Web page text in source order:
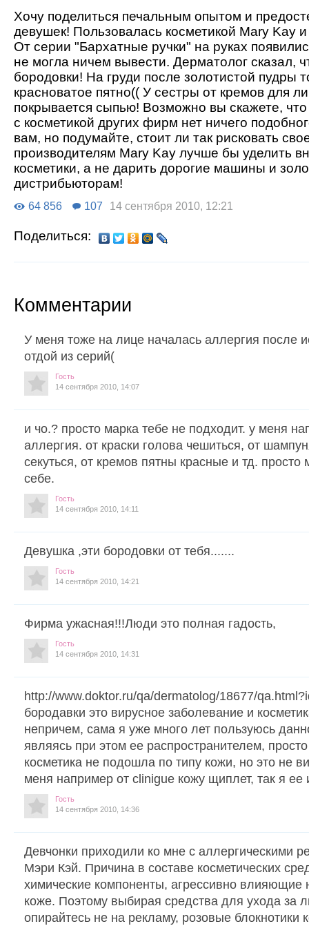
Хочу поделиться печальным опытом и
девушек! Пользовалась косметикой Mary Kay
От серии "Бархатные ручки" на руках
не могла ничем вывести. Дерматолог сказал,
бородовки! На груди после золотистой пудры
красноватое пятно(( У сестры от кремов для
покрывается сыпью! Возможно вы скажете, что
с косметикой других фирм нет ничего
вам, но подумайте, стоит ли так рисковать
производителям Mary Kay лучше бы уделить
косметики, а не дарить дорогие машины и
дистрибьюторам!
64 856 107 14 сентября 2010, 12:21
Поделиться:
Комментарии
У меня тоже на лице началась аллергия после
отдой из серий(
Гость
14 сентября 2010, 14:07
и чо.? просто марка тебе не подходит. у меня
аллергия. от краски голова чешиться, от
секуться, от кремов пятны красные и тд. просто
себе.
Гость
14 сентября 2010, 14:11
Девушка ,эти бородовки от тебя.......
Гость
14 сентября 2010, 14:21
Фирма ужасная!!!Люди это полная гадость,
Гость
14 сентября 2010, 14:31
http://www.doktor.ru/qa/dermatolog/18677/
бородавки это вирусное заболевание и
непричем, сама я уже много лет пользуюсь
являясь при этом ее распространителем,
косметика не подошла по типу кожи, но это не
меня например от clinigue кожу щиплет, так я ее
Гость
14 сентября 2010, 14:36
Девчонки приходили ко мне с аллергическими
Мэри Кэй. Причина в составе косметических
химические компоненты, агрессивно
коже. Поэтому выбирая средства для ухода за
опирайтесь не на рекламу, розовые блокнотики